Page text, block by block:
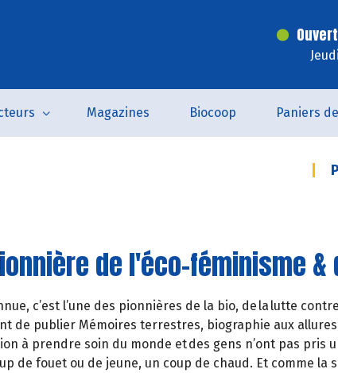
Magazines Biocoop
de l'éco-féminisme &
c’est l’une des pionnières de la bio, de la lutte
de publier Mémoires terrestres, biographie aux
à prendre soin du monde et des gens n’ont pas pris
de fouet ou de jeune, un coup de chaud. Et comme la